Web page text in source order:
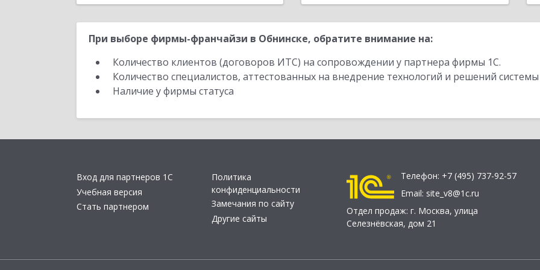
При выборе фирмы-франчайзи в Обнинске, обратите внимание на:
Количество клиентов (договоров ИТС) на сопровождении у партнера фирмы 1С.
Количество специалистов, аттестованных на внедрение технологий и решений
Наличие у фирмы статуса
Вход для партнеров 1С
Учебная версия
Стать партнером
Политика
конфиденциальности
Замечания по сайту
Другие сайты
Телефон: +7 (495) 737-92-57
Email: site_v8@1c.ru
Отдел продаж: г. Москва, улица
Селезнёвская, дом 21